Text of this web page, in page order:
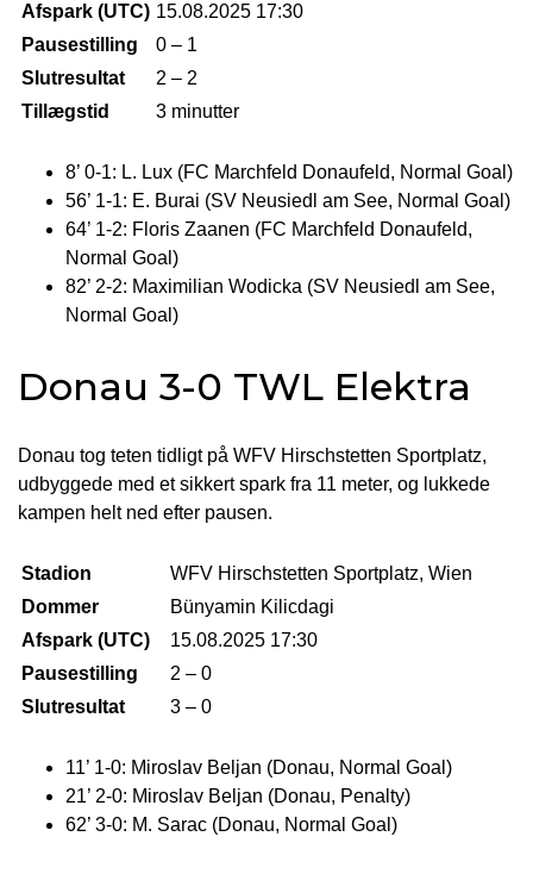
Afspark (UTC) 15.08.2025 17:30
Pausestilling
0 – 1
Slutresultat
2 – 2
Tillægstid
3 minutter
8’ 0-1: L. Lux (FC Marchfeld Donaufeld, Normal Goal)
56’ 1-1: E. Burai (SV Neusiedl am See, Normal Goal)
64’ 1-2: Floris Zaanen (FC Marchfeld Donaufeld,
Normal Goal)
82’ 2-2: Maximilian Wodicka (SV Neusiedl am See,
Normal Goal)
Donau 3-0 TWL Elektra
Donau tog teten tidligt på WFV Hirschstetten Sportplatz,
udbyggede med et sikkert spark fra 11 meter, og lukkede
kampen helt ned efter pausen.
Stadion
WFV Hirschstetten Sportplatz, Wien
Dommer
Bünyamin Kilicdagi
Afspark (UTC)
15.08.2025 17:30
Pausestilling
2 – 0
Slutresultat
3 – 0
11’ 1-0: Miroslav Beljan (Donau, Normal Goal)
21’ 2-0: Miroslav Beljan (Donau, Penalty)
62’ 3-0: M. Sarac (Donau, Normal Goal)